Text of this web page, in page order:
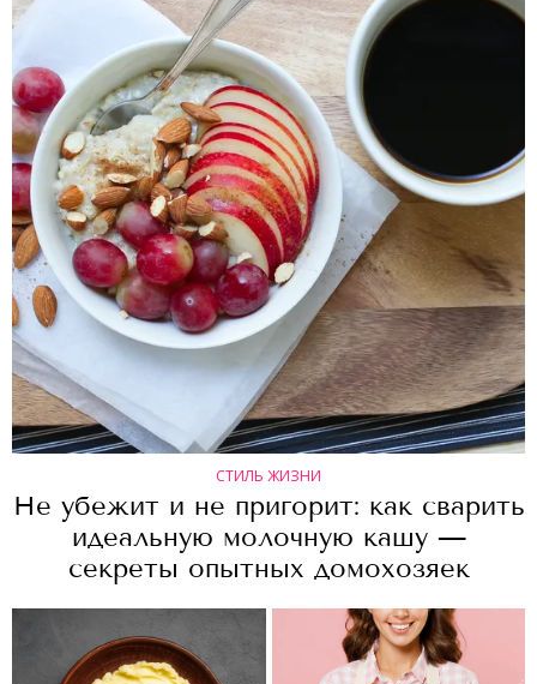
СТИЛЬ ЖИЗНИ
Не убежит и не пригорит: как сварить
идеальную молочную кашу —
секреты опытных домохозяек